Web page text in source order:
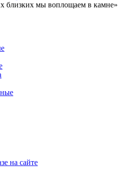
близких мы воплощаем в камне»
на сайте